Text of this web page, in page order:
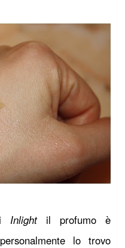
Inlightil profumo è
lo trovo